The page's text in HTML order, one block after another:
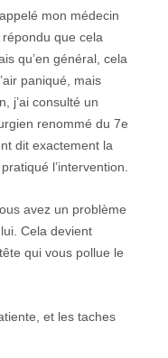
mon médecin
que cela
qu’en général, cela
paniqué, mais
j’ai consulté un
renommé du 7e
dit exactement la
l’intervention.
avez un problème
Cela devient
qui vous pollue le
et les taches